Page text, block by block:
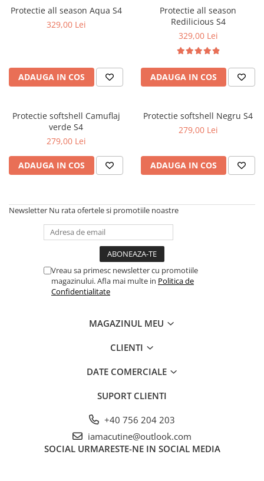
Protectie all season Aqua S4
329,00 Lei
ADAUGA IN COS
Protectie all season
Redilicious S4
329,00 Lei
ADAUGA IN COS
Protectie softshell Camuflaj
verde S4
279,00 Lei
ADAUGA IN COS
Protectie softshell Negru S4
279,00 Lei
ADAUGA IN COS
Newsletter Nu rata ofertele si promotiile noastre
Vreau sa primesc newsletter cu promotiile
magazinului. Afla mai multe in Politica de
Confidentialitate
MAGAZINUL MEU
CLIENTI
DATE COMERCIALE
SUPORT CLIENTI
+40 756 204 203
iamacutine@outlook.com
SOCIAL URMARESTE-NE IN SOCIAL MEDIA